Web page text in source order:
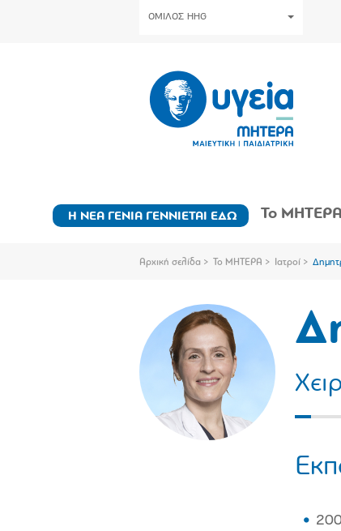
ΟΜΙΛΟΣ HHG
Η ΝΕΑ ΓΕΝΙΑ ΓΕΝΝΙΕΤΑΙ ΕΔΩ Το ΜΗΤΕΡΑ
Αρχική σελίδα Το ΜΗΤΕΡΑ Ιατροί